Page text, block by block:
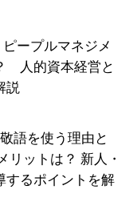
ピープルマネジメ
人的資本経営と
説
敬語を使う理由と
リットは？ 新人・
するポイントを解